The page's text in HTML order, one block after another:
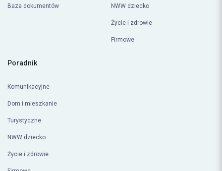
Baza dokumentów NWW dziecko
Życie i zdrowie
Firmowe
Poradnik
Komunikacyjne
Dom i mieszkanie
Turystyczne
NWW dziecko
Życie i zdrowie